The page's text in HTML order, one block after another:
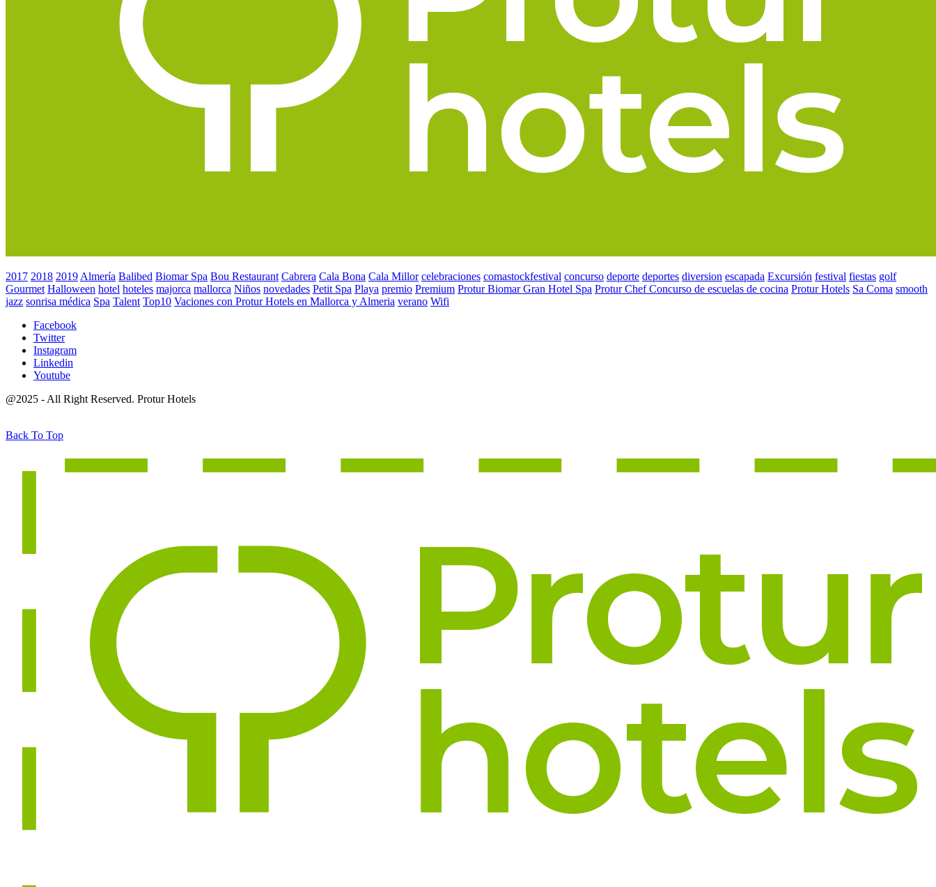
2017 2018 2019 Almería Balibed Biomar Spa Bou Restaurant Cabrera Cala Bona Cala Millor celebraciones comastockfestival concurso deporte deportes diversion escapada Excursión festival fiestas golf
Gourmet Halloween hotel hoteles majorca mallorca Niños novedades Petit Spa Playa premio Premium Protur Biomar Gran Hotel Spa Protur Chef Concurso de escuelas de cocina Protur Hotels Sa Coma smooth
jazz sonrisa médica Spa Talent Top10 Vaciones con Protur Hotels en Mallorca y Almeria verano Wifi
Facebook
Twitter
Instagram
Linkedin
Youtube
@2025 - All Right Reserved. Protur Hotels
Back To Top